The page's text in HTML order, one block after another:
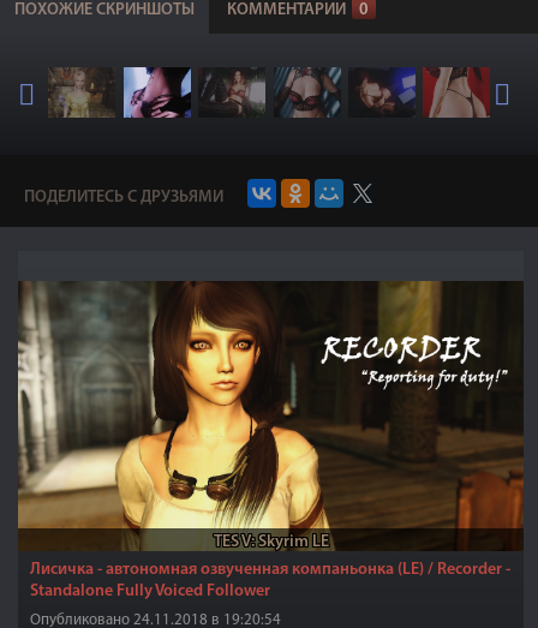
ПОХОЖИЕ СКРИНШОТЫ КОММЕНТАРИИ 0
ПОДЕЛИТЕСЬ С ДРУЗЬЯМИ
TES V: Skyrim LE
Лисичка - автономная озвученная компаньонка (LE) / Recorder -
Standalone Fully Voiced Follower
Опубликовано 24.11.2018 в 19:20:54